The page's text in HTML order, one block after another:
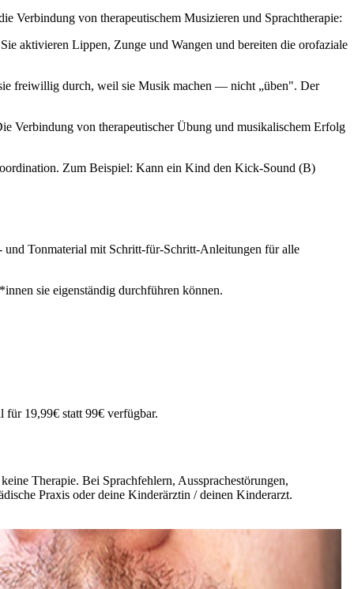
Verbindung von therapeutischem Musizieren und Sprachtherapie:
aktivieren Lippen, Zunge und Wangen und bereiten die orofaziale
freiwillig durch, weil sie Musik machen — nicht „üben". Der
Verbindung von therapeutischer Übung und musikalischem Erfolg
Zum Beispiel: Kann ein Kind den Kick-Sound (B)
und Tonmaterial mit Schritt-für-Schritt-Anleitungen für alle
sie eigenständig durchführen können.
für 19,99€ statt 99€ verfügbar.
Therapie. Bei Sprachfehlern, Aussprachestörungen,
Praxis oder deine Kinderärztin / deinen Kinderarzt.